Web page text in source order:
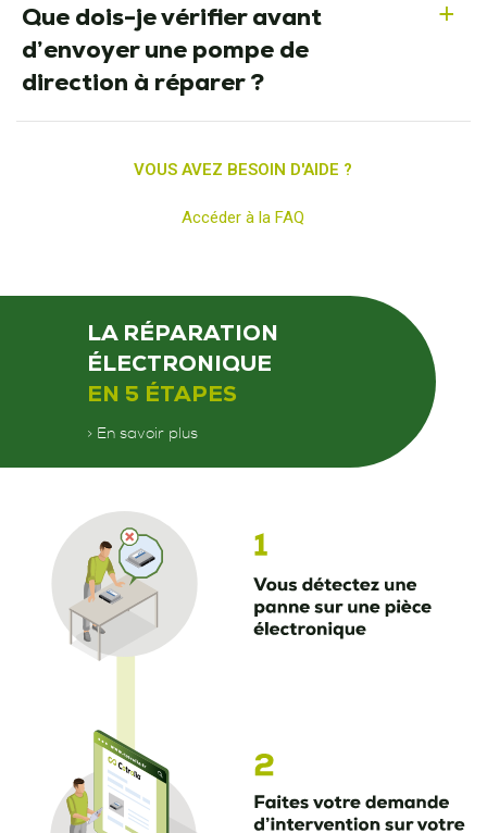
a
Que dois-je vérifier avant
d’envoyer une pompe de
direction à réparer ?
VOUS AVEZ BESOIN D'AIDE ?
Accéder à la FAQ
LA RÉPARATION
ÉLECTRONIQUE
EN 5 ÉTAPES
> En savoir plus